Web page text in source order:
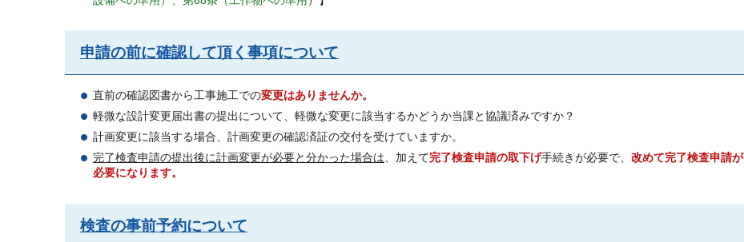
申請の前に確認して頂く事項について
直前の確認図書から工事施工での変更はありませんか。
軽微な設計変更届出書の提出について、軽微な変更に該当するかどうか当課と協議済みですか？
計画変更に該当する場合、計画変更の確認済証の交付を受けていますか。
完了検査申請の提出後に計画変更が必要と分かった場合は 、加えて完了検査申請の取下げ手続きが必要で、 改めて完了検査申請が
必要になります。
検査の事前予約について